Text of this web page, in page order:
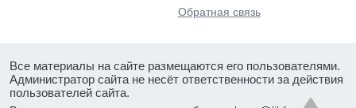
Обратная связь
Все материалы на сайте размещаются его пользователями.
Администратор сайта не несёт ответственности за действия
пользователей сайта.